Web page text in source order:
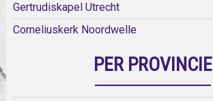
Gertrudiskapel Utrecht
Corneliuskerk Noordwelle
PER PROVINCIE